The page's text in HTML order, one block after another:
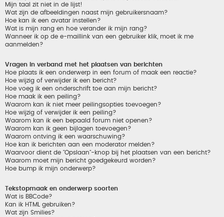
Mijn taal zit niet in de lijst!
Wat zijn de afbeeldingen naast mijn gebruikersnaam?
Hoe kan ik een avatar instellen?
Wat is mijn rang en hoe verander ik mijn rang?
Wanneer ik op de e-maillink van een gebruiker klik, moet ik me
aanmelden?
Vragen in verband met het plaatsen van berichten
Hoe plaats ik een onderwerp in een forum of maak een reactie?
Hoe wijzig of verwijder ik een bericht?
Hoe voeg ik een onderschrift toe aan mijn bericht?
Hoe maak ik een peiling?
Waarom kan ik niet meer peilingsopties toevoegen?
Hoe wijzig of verwijder ik een peiling?
Waarom kan ik een bepaald forum niet openen?
Waarom kan ik geen bijlagen toevoegen?
Waarom ontving ik een waarschuwing?
Hoe kan ik berichten aan een moderator melden?
Waarvoor dient de "Opslaan"-knop bij het plaatsen van een bericht?
Waarom moet mijn bericht goedgekeurd worden?
Hoe bump ik mijn onderwerp?
Tekstopmaak en onderwerp soorten
Wat is BBCode?
Kan ik HTML gebruiken?
Wat zijn Smilies?